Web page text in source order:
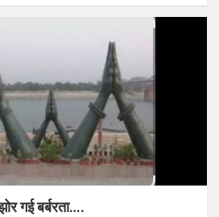
गई बर्बरता….